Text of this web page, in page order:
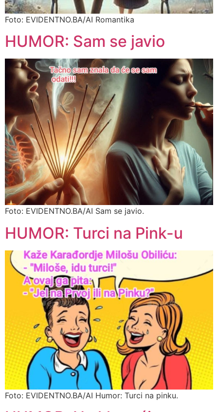
Foto: EVIDENTNO.BA/AI Romantika
HUMOR: Sam se javio
Foto: EVIDENTNO.BA/AI Sam se javio.
HUMOR: Turci na Pink-u
Foto: EVIDENTNO.BA/AI Humor: Turci na pinku.